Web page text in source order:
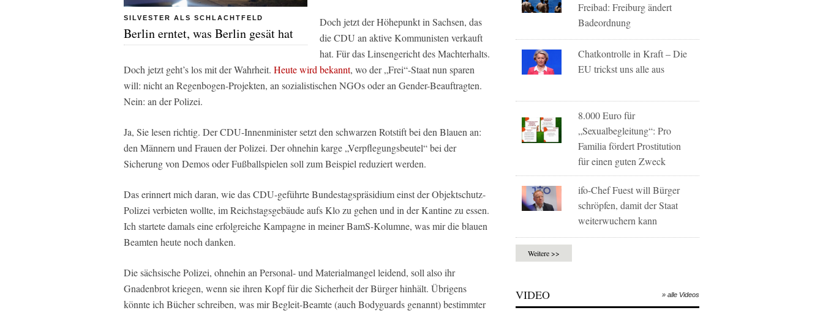
SILVESTER ALS SCHLACHTFELD
Berlin erntet, was Berlin gesät hat
Doch jetzt der Höhepunkt in Sachsen, das
die CDU an aktive Kommunisten verkauft
hat. Für das Linsengericht des Machterhalts.
Doch jetzt geht’s los mit der Wahrheit. Heute wird bekannt, wo der „Frei“-Staat nun sparen
will: nicht an Regenbogen-Projekten, an sozialistischen NGOs oder an Gender-Beauftragten.
Nein: an der Polizei.
Ja, Sie lesen richtig. Der CDU-Innenminister setzt den schwarzen Rotstift bei den Blauen an:
den Männern und Frauen der Polizei. Der ohnehin karge „Verpflegungsbeutel“ bei der
Sicherung von Demos oder Fußballspielen soll zum Beispiel reduziert werden.
Das erinnert mich daran, wie das CDU-geführte Bundestagspräsidium einst der Objektschutz-
Polizei verbieten wollte, im Reichstagsgebäude aufs Klo zu gehen und in der Kantine zu essen.
Ich startete damals eine erfolgreiche Kampagne in meiner BamS-Kolumne, was mir die blauen
Beamten heute noch danken.
Die sächsische Polizei, ohnehin an Personal- und Materialmangel leidend, soll also ihr
Gnadenbrot kriegen, wenn sie ihren Kopf für die Sicherheit der Bürger hinhält. Übrigens
könnte ich Bücher schreiben, was mir Begleit-Beamte (auch Bodyguards genannt) bestimmter
Freibad: Freiburg ändert
Badeordnung
Chatkontrolle in Kraft – Die
EU trickst uns alle aus
8.000 Euro für
„Sexualbegleitung“: Pro
Familia fördert Prostitution
für einen guten Zweck
ifo-Chef Fuest will Bürger
schröpfen, damit der Staat
weiterwuchern kann
Weitere >>
VIDEO » alle Videos